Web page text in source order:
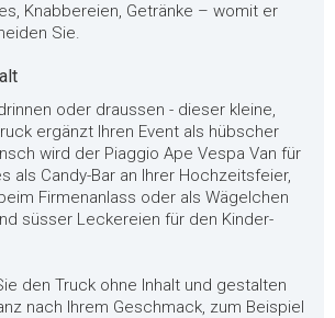
Knabbereien, Getränke – womit er
Sie.
oder draussen - dieser kleine,
ergänzt Ihren Event als hübscher
wird der Piaggio Ape Vespa Van für
als Candy-Bar an Ihrer Hochzeitsfeier,
Firmenanlass oder als Wägelchen
süsser Leckereien für den Kinder-
den Truck ohne Inhalt und gestalten
nach Ihrem Geschmack, zum Beispiel